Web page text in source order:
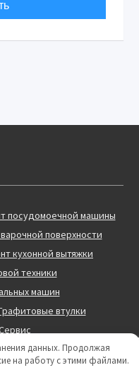
посудомоечной машины
поверхности
кухонной вытяжки
техники
машин
втулки
данных. Продолжая
на работу с этими файлами.